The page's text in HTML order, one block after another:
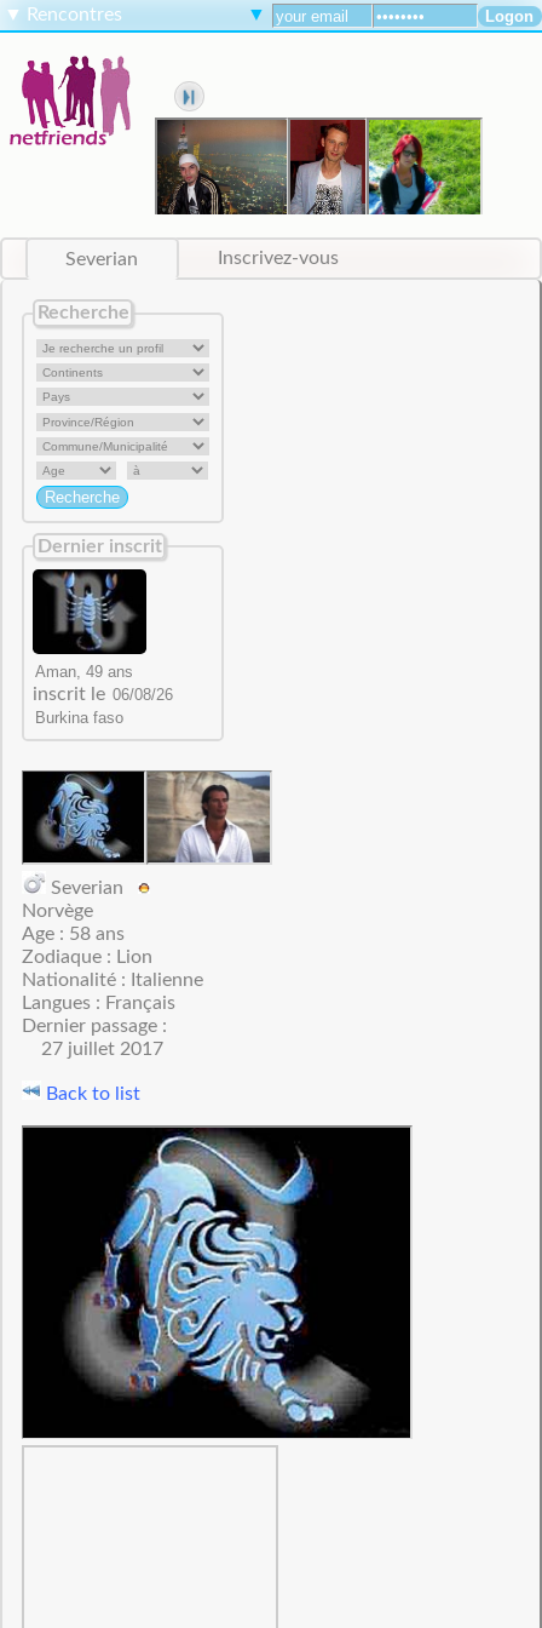
▼ Rencontres ▼
Severian Inscrivez-vous
Recherche
Dernier inscrit
inscrit le
Severian
Norvège
Age : 58 ans
Zodiaque : Lion
Nationalité : Italienne
Langues : Français
Dernier passage :
27 juillet 2017
Back to list